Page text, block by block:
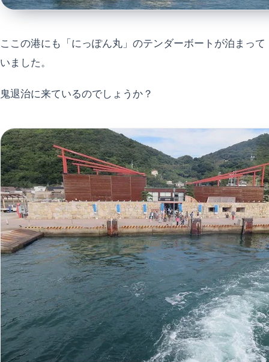
ここの港にも「にっぽん丸」のテンダーボートが泊まって
いました。
鬼退治に来ているのでしょうか？